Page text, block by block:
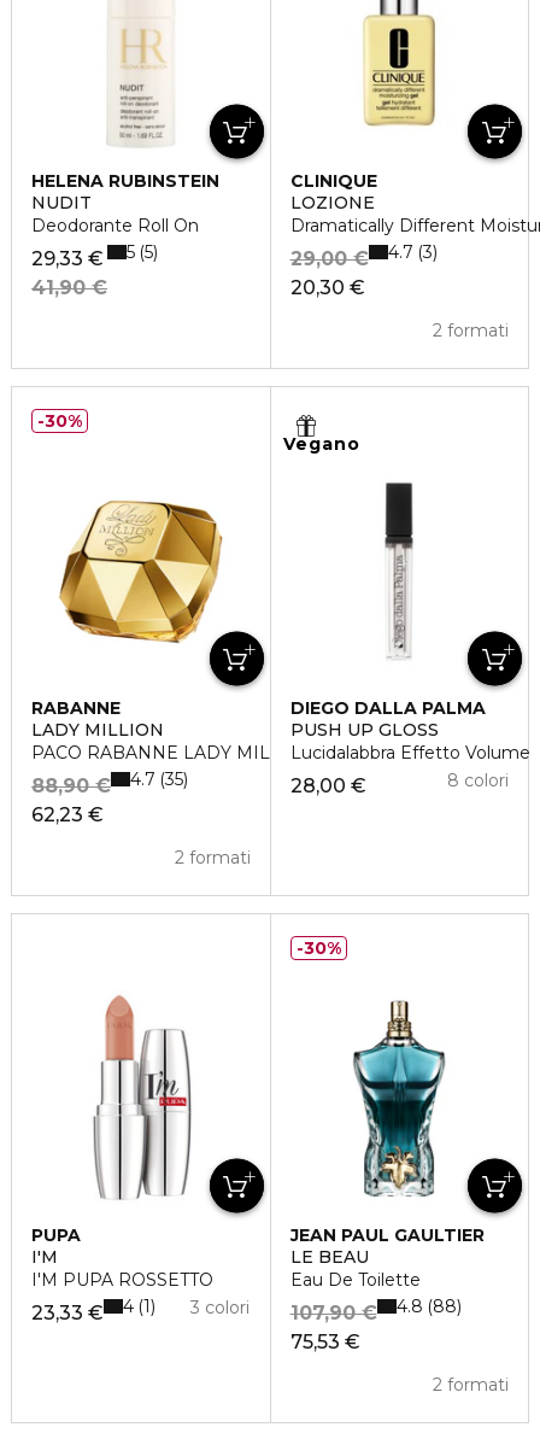
HELENA RUBINSTEIN
NUDIT
Deodorante Roll On
29,33 €
41,90 €
5 5
CLINIQUE
LOZIONE
Dramatically Different
20,30 €
29,00 €
2 formati
4.7 3
RABANNE
LADY MILLION
PACO RABANNE LADY MILLION Eau de Parfum
62,23 €
88,90 €
2 formati
4.7 35
30%
Vegano
DIEGO DALLA PALMA
PUSH UP GLOSS
Lucidalabbra Effetto Volume
28,00 € 8 colori
PUPA
I'M
I'M PUPA ROSSETTO
23,33 € 3 colori
4 1
JEAN PAUL GAULTIER
LE BEAU
Eau De Toilette
75,53 €
107,90 €
2 formati
4.8 88
30%